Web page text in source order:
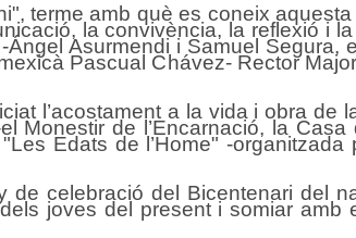
terme amb què es coneix
la convivència, la reflexió i
Asurmendi i Samuel Segura,
Pascual Chávez- Rector
l’acostament a la vida i obra de
Monestir de l’Encarnació, la
Edats de l’Home" -
de celebració del Bicentenari del
joves del present i somiar